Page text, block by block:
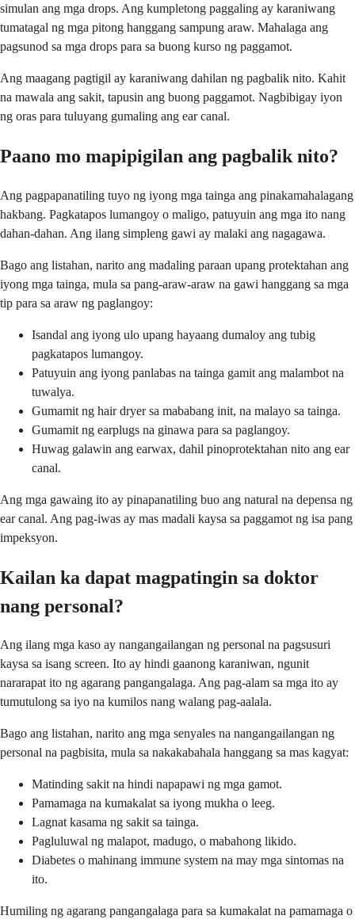
simulan ang mga drops. Ang kumpletong paggaling ay karaniwang
tumatagal ng mga pitong hanggang sampung araw. Mahalaga ang
pagsunod sa mga drops para sa buong kurso ng paggamot.
Ang maagang pagtigil ay karaniwang dahilan ng pagbalik nito. Kahit
na mawala ang sakit, tapusin ang buong paggamot. Nagbibigay iyon
ng oras para tuluyang gumaling ang ear canal.
Paano mo mapipigilan ang pagbalik nito?
Ang pagpapanatiling tuyo ng iyong mga tainga ang pinakamahalagang
hakbang. Pagkatapos lumangoy o maligo, patuyuin ang mga ito nang
dahan-dahan. Ang ilang simpleng gawi ay malaki ang nagagawa.
Bago ang listahan, narito ang madaling paraan upang protektahan ang
iyong mga tainga, mula sa pang-araw-araw na gawi hanggang sa mga
tip para sa araw ng paglangoy:
Isandal ang iyong ulo upang hayaang dumaloy ang tubig
pagkatapos lumangoy.
Patuyuin ang iyong panlabas na tainga gamit ang malambot na
tuwalya.
Gumamit ng hair dryer sa mababang init, na malayo sa tainga.
Gumamit ng earplugs na ginawa para sa paglangoy.
Huwag galawin ang earwax, dahil pinoprotektahan nito ang ear
canal.
Ang mga gawaing ito ay pinapanatiling buo ang natural na depensa ng
ear canal. Ang pag-iwas ay mas madali kaysa sa paggamot ng isa pang
impeksyon.
Kailan ka dapat magpatingin sa doktor
nang personal?
Ang ilang mga kaso ay nangangailangan ng personal na pagsusuri
kaysa sa isang screen. Ito ay hindi gaanong karaniwan, ngunit
nararapat ito ng agarang pangangalaga. Ang pag-alam sa mga ito ay
tumutulong sa iyo na kumilos nang walang pag-aalala.
Bago ang listahan, narito ang mga senyales na nangangailangan ng
personal na pagbisita, mula sa nakakabahala hanggang sa mas kagyat:
Matinding sakit na hindi napapawi ng mga gamot.
Pamamaga na kumakalat sa iyong mukha o leeg.
Lagnat kasama ng sakit sa tainga.
Pagluluwal ng malapot, madugo, o mabahong likido.
Diabetes o mahinang immune system na may mga sintomas na
ito.
Humiling ng agarang pangangalaga para sa kumakalat na pamamaga o